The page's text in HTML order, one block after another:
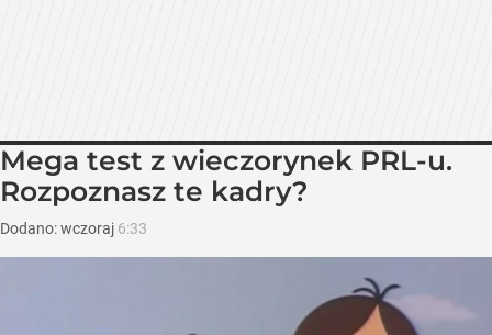
Mega test z wieczorynek PRL-u.
Rozpoznasz te kadry?
Dodano:wczoraj 6:33